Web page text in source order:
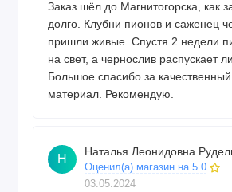
Заказ шёл до Магнитогорска, как
долго. Клубни пионов и саженец
пришли живые. Спустя 2 недели
на свет, а чернослив распускает
Большое спасибо за
материал. Рекомендую.
Н
Наталья Леонидовна
Оценил(а) магазин на 5.0
03.05.2024